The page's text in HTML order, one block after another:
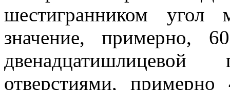
шестигранником угол
значение, примерно,
отверстиями,